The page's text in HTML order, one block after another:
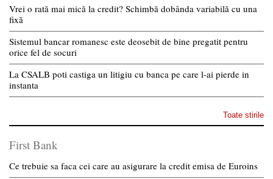
Vrei o rată mai mică la credit? Schimbă dobânda variabilă cu una
fixă
Sistemul bancar romanesc este deosebit de bine pregatit pentru
orice fel de socuri
La CSALB poti castiga un litigiu cu banca pe care l-ai pierde in
instanta
Toate stirile
First Bank
Ce trebuie sa faca cei care au asigurare la credit emisa de Euroins